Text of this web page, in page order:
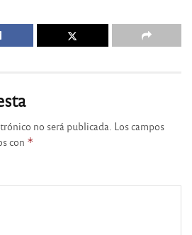
no será publicada. Los campos
con *